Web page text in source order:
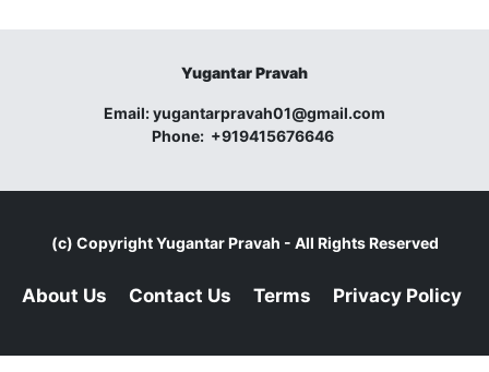
Yugantar Pravah
Email:yugantarpravah01@gmail.com
Phone: +919415676646
(c) CopyrightYugantar Pravah - All Rights Reserved
About Us Contact Us Terms Privacy Policy